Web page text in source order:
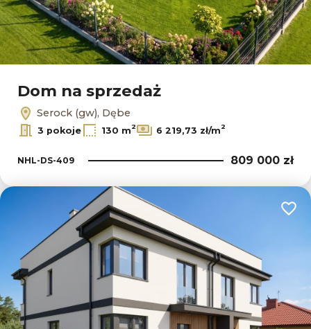
Dom na sprzedaż
Serock (gw), Dębe
3 pokoje 130 m2 6 219,73 zł/m2
NHL-DS-409 809 000 zł